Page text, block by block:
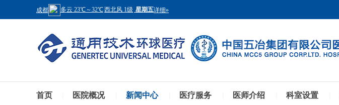
首页 医院概况 新闻中心 医疗服务 医师介绍 科室设置